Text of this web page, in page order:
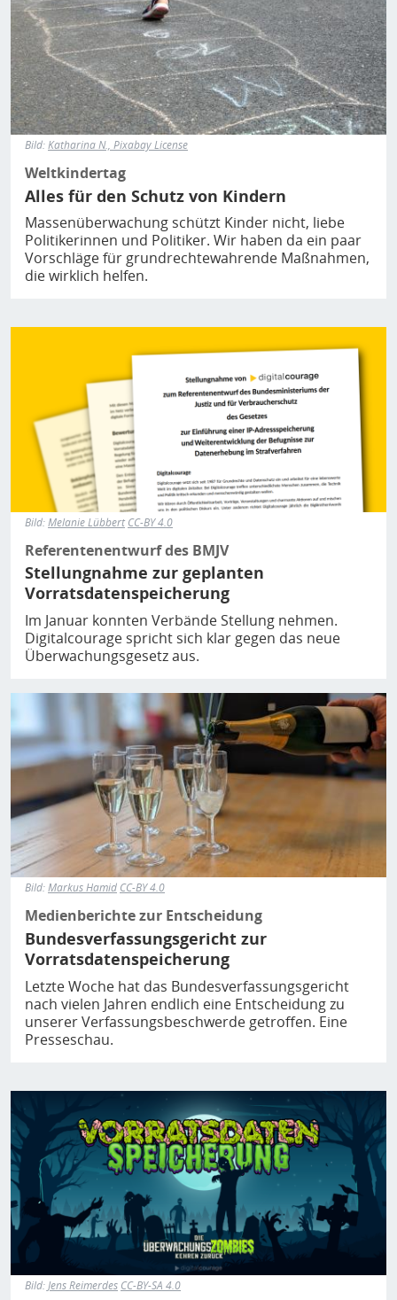
Bild:Katharina N., Pixabay License
Weltkindertag
Alles für den Schutz von Kindern
Massenüberwachung schützt Kinder nicht, liebe
Politikerinnen und Politiker. Wir haben da ein paar
Vorschläge für grundrechtewahrende Maßnahmen,
die wirklich helfen.
Bild
Bild:Melanie Lübbert CC-BY 4.0
Referentenentwurf des BMJV
Stellungnahme zur geplanten
Vorratsdatenspeicherung
Im Januar konnten Verbände Stellung nehmen.
Digitalcourage spricht sich klar gegen das neue
Überwachungsgesetz aus.
Bild
Bild:Markus Hamid CC-BY 4.0
Medienberichte zur Entscheidung
Bundesverfassungsgericht zur
Vorratsdatenspeicherung
Letzte Woche hat das Bundesverfassungsgericht
nach vielen Jahren endlich eine Entscheidung zu
unserer Verfassungsbeschwerde getroffen. Eine
Presseschau.
Bild
Bild:Jens Reimerdes CC-BY-SA 4.0